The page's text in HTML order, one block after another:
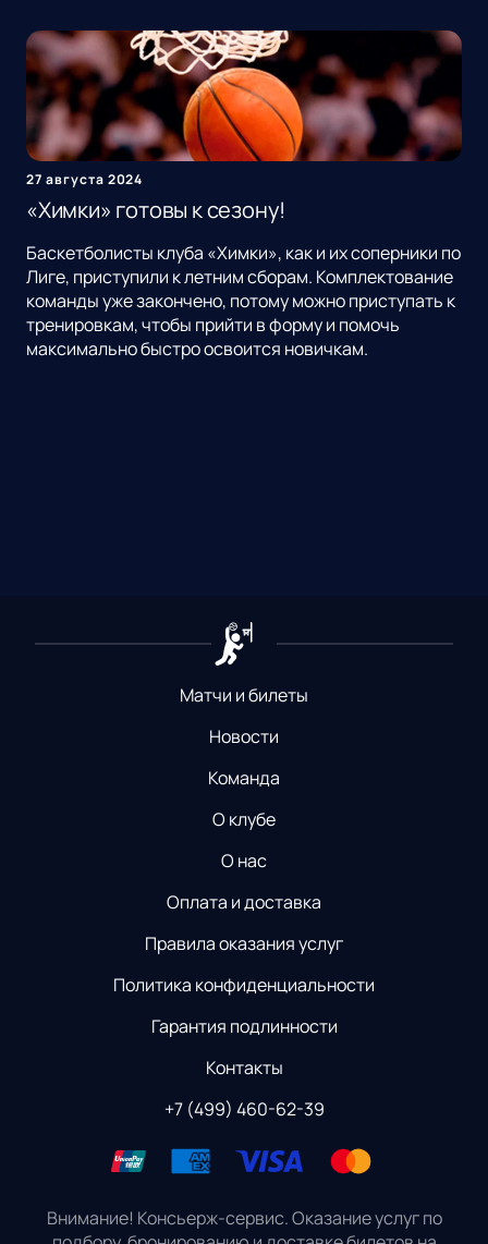
27 августа 2024
«Химки» готовы к сезону!
Баскетболисты клуба «Химки», как и их соперники по
Лиге, приступили к летним сборам. Комплектование
команды уже закончено, потому можно приступать к
тренировкам, чтобы прийти в форму и помочь
максимально быстро освоится новичкам.
Матчи и билеты
Новости
Команда
О клубе
О нас
Оплата и доставка
Правила оказания услуг
Политика конфиденциальности
Гарантия подлинности
Контакты
+7 (499) 460-62-39
Внимание! Консьерж-сервис. Оказание услуг по